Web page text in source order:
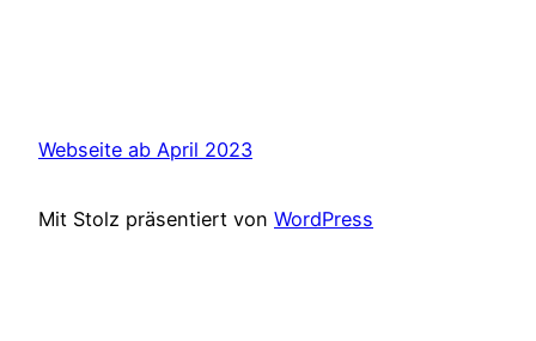
Webseite ab April 2023
Mit Stolz präsentiert von WordPress